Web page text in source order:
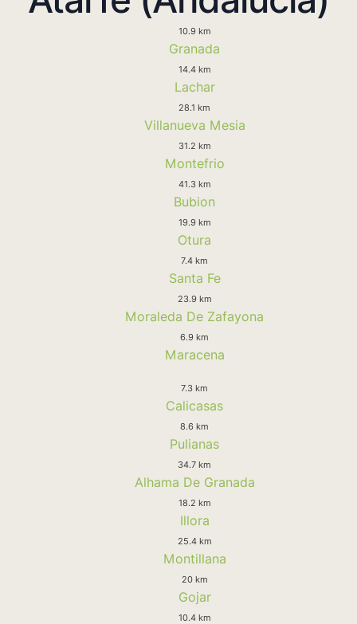
10.9 km
Granada
14.4 km
Lachar
28.1 km
Villanueva Mesia
31.2 km
Montefrio
41.3 km
Bubion
19.9 km
Otura
7.4 km
Santa Fe
23.9 km
Moraleda De Zafayona
6.9 km
Maracena
7.3 km
Calicasas
8.6 km
Pulianas
34.7 km
Alhama De Granada
18.2 km
Illora
25.4 km
Montillana
20 km
Gojar
10.4 km